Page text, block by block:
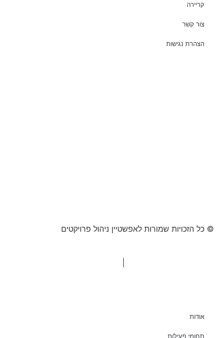
קריירה
צור קשר
הצהרת נגישות
© כל הזכויות שמורות לאפשטיין ניהול פרויקטים
אודות
תחומי פעילות